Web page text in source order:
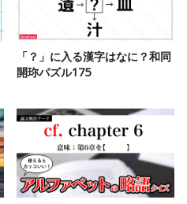
「？」に入る漢字はなに？和同
開珎パズル175